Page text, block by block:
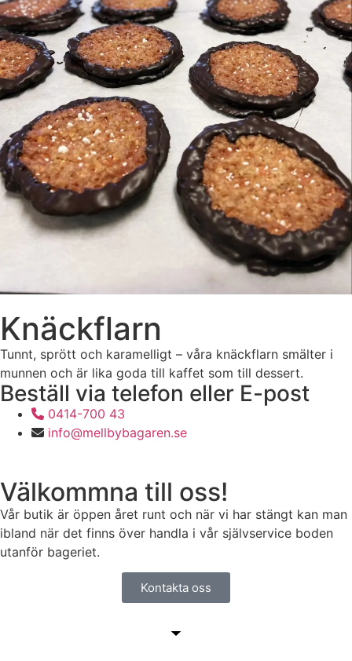
Knäckflarn
Tunnt, sprött och karamelligt – våra knäckflarn smälter i
munnen och är lika goda till kaffet som till dessert.
Beställ via telefon eller E-post
0414-700 43
info@mellbybagaren.se
Välkommna till oss!
Vår butik är öppen året runt och när vi har stängt kan man
ibland när det finns över handla i vår självservice boden
utanför bageriet.
Kontakta oss